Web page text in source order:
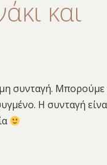
και
συνταγή. Μπορούμε
Η συνταγή